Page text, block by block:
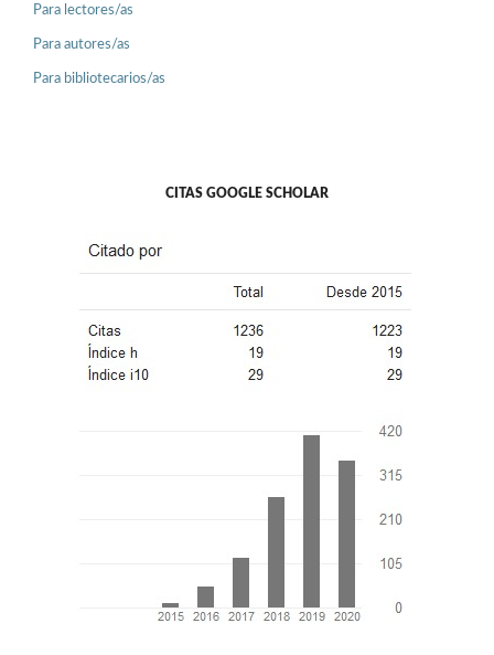
Para lectores/as
Para autores/as
Para bibliotecarios/as
CITAS GOOGLE SCHOLAR